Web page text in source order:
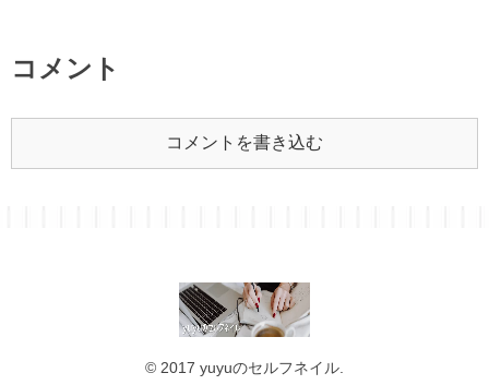
コメント
コメントを書き込む
© 2017 yuyuのセルフネイル.